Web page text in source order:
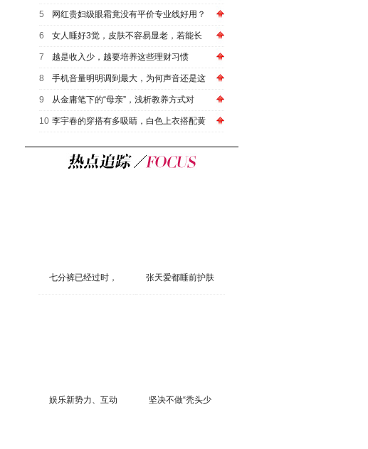
5 网红贵妇级眼霜竟没有平价专业线好用？
6 女人睡好3觉，皮肤不容易显老，若能长
7 越是收入少，越要培养这些理财习惯
8 手机音量明明调到最大，为何声音还是这
9 从金庸笔下的“母亲”，浅析教养方式对
10 李宇春的穿搭有多吸睛，白色上衣搭配黄
七分裤已经过时， 张天爱都睡前护肤
娱乐新势力、互动 坚决不做“秃头少